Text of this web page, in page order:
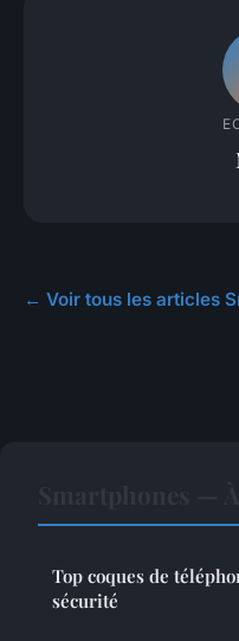
← Voir tous les articles
Top coques de
sécurité